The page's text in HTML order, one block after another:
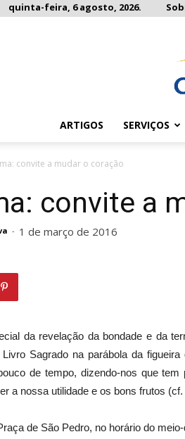
quinta-feira, 6 agosto, 2026.
ARTIGOS SERVIÇOS
convite a mudar o coração
convite a
- 1 de março de 2016
da revelação da bondade e da
Sagrado na parábola da
de tempo, dizendo-nos que
a nossa utilidade e os bons frutos
de São Pedro, no horário do